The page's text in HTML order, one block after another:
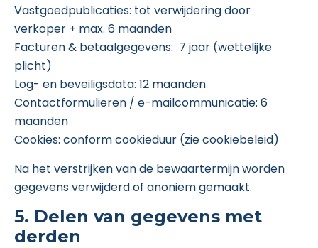
Vastgoedpublicaties: tot verwijdering door
verkoper + max. 6 maanden
Facturen & betaalgegevens: 7 jaar (wettelijke
plicht)
Log- en beveiligsdata: 12 maanden
Contactformulieren / e-mailcommunicatie: 6
maanden
Cookies: conform cookieduur (zie cookiebeleid)
Na het verstrijken van de bewaartermijn worden
gegevens verwijderd of anoniem gemaakt.
5. Delen van gegevens met
derden